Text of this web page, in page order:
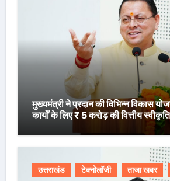
मुख्यमंत्री ने प्रदान की विभिन्न विकास
कार्यों के लिए ₹ 5 करोड़ की वित्तीय
उत्तराखंड टेक्नोलॉजी ताजा खबर